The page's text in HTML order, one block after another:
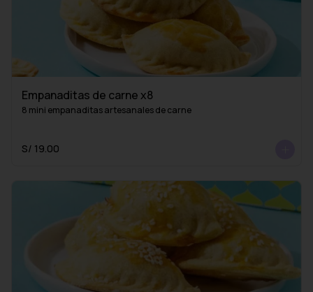
Empanaditas de carne x8
8 mini empanaditas artesanales de carne
S/ 19.00